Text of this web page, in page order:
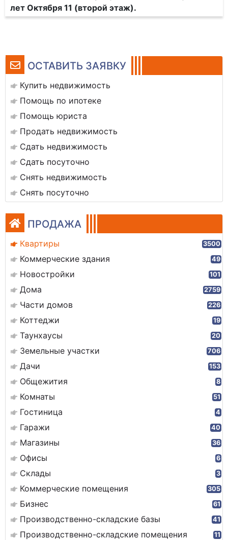
ОСТАВИТЬ ЗАЯВКУ
Купить недвижимость
Помощь по ипотеке
Помощь юриста
Продать недвижимость
Сдать недвижимость
Сдать посуточно
Снять недвижимость
Снять посуточно
ПРОДАЖА
Квартиры 3500
Коммерческие здания 49
Новостройки 101
Дома 2759
Части домов 226
Коттеджи 19
Таунхаусы 20
Земельные участки 706
Дачи 153
Общежития 8
Комнаты 51
Гостиница 4
Гаражи 40
Магазины 36
Офисы 6
Склады 3
Коммерческие помещения 305
Бизнес 61
Производственно-складские базы 41
Производственно-складские помещения 11
лет Октября 11 (второй этаж).